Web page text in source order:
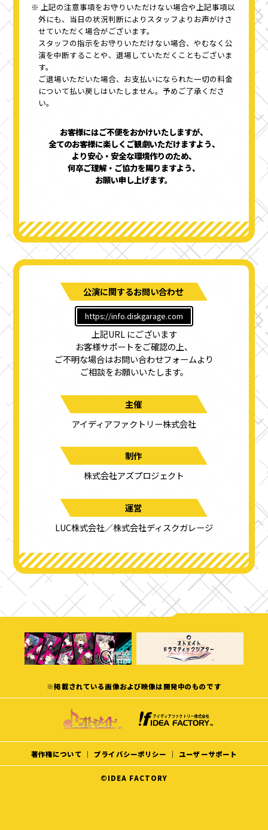
上記の注意事項をお守りいただけない場合や上記事項以
外にも、当日の状況判断によりスタッフよりお声がけさ
せていただく場合がございます。
スタッフの指示をお守りいただけない場合、やむなく公
演を中断することや、退場していただくこともございま
す。
ご退場いただいた場合、お支払いになられた一切の料金
について払い戻しはいたしません。予めご了承くださ
い。
お客様にはご不便をおかけいたしますが、
全てのお客様に楽しくご観劇いただけますよう、
より安心・安全な環境作りのため、
何卒ご理解・ご協力を賜りますよう、
お願い申し上げます。
公演に関するお問い合わせ
https://info.diskgarage.com
上記URL にございます
お客様サポートをご確認の上、
ご不明な場合はお問い合わせフォームより
ご相談をお願いいたします。
主催
アイディアファクトリー株式会社
制作
株式会社アズプロジェクト
運営
LUC株式会社／株式会社ディスクガレージ
※掲載されている画像および映像は開発中のものです
著作権について ｜プライバシーポリシー ｜ ユーザーサポート
©IDEA FACTORY